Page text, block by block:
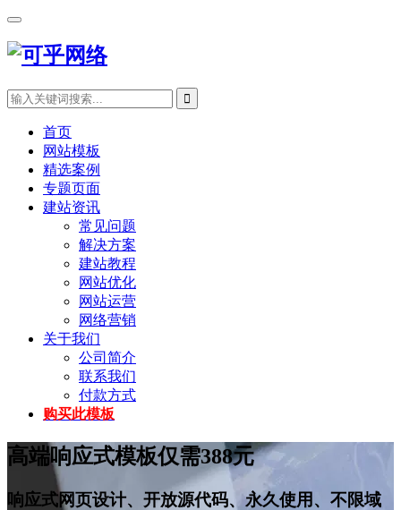
首页
网站模板
精选案例
专题页面
建站资讯
常见问题
解决方案
建站教程
网站优化
网站运营
网络营销
关于我们
公司简介
联系我们
付款方式
购买此模板
高端响应式模板仅需388元
响应式网页设计、开放源代码、永久使用、不限域